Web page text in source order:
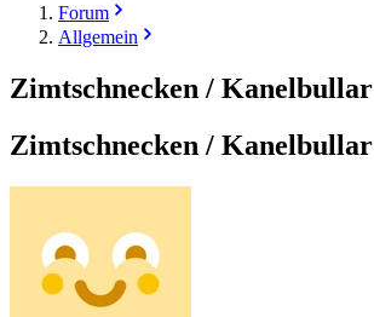
Forum
Allgemein
Zimtschnecken / Kanelbullar
Zimtschnecken / Kanelbullar